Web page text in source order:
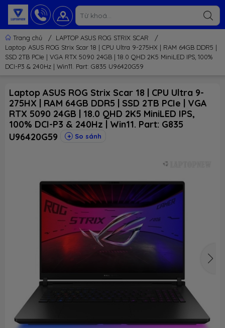
Trang chủ / LAPTOP ASUS ROG STRIX SCAR
/
Laptop ASUS ROG Strix Scar 18 | CPU Ultra 9-275HX | RAM 64GB DDR5 |
SSD 2TB PCIe | VGA RTX 5090 24GB | 18.0 QHD 2K5 MiniLED IPS, 100%
DCI-P3 & 240Hz | Win11. Part: G835 U96420G59
Laptop ASUS ROG Strix Scar 18 | CPU Ultra 9-
275HX | RAM 64GB DDR5 | SSD 2TB PCIe | VGA
RTX 5090 24GB | 18.0 QHD 2K5 MiniLED IPS,
100% DCI-P3 & 240Hz | Win11. Part: G835
U96420G59
So sánh